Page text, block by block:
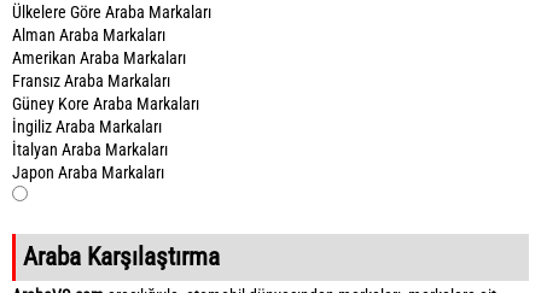
Ülkelere Göre Araba Markaları
Alman Araba Markaları
Amerikan Araba Markaları
Fransız Araba Markaları
Güney Kore Araba Markaları
İngiliz Araba Markaları
İtalyan Araba Markaları
Japon Araba Markaları
Araba Karşılaştırma